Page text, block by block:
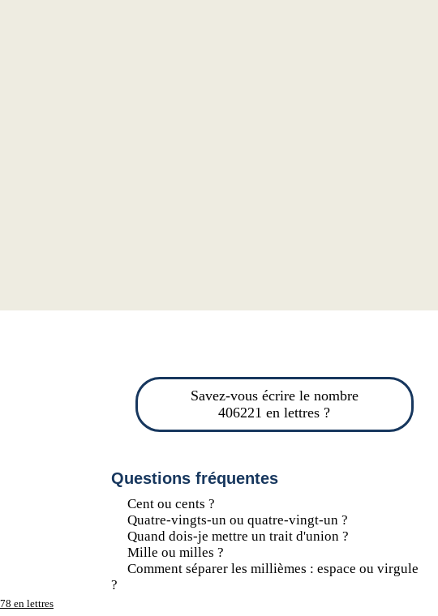
Savez-vous écrire le nombre
406221 en lettres ?
Questions fréquentes
Cent ou cents ?
Quatre-vingts-un ou quatre-vingt-un ?
Quand dois-je mettre un trait d'union ?
Mille ou milles ?
Comment séparer les millièmes : espace ou virgule
?
en lettres